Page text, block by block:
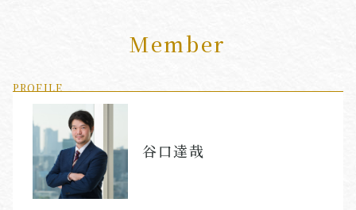
Member
PROFILE
谷口達哉